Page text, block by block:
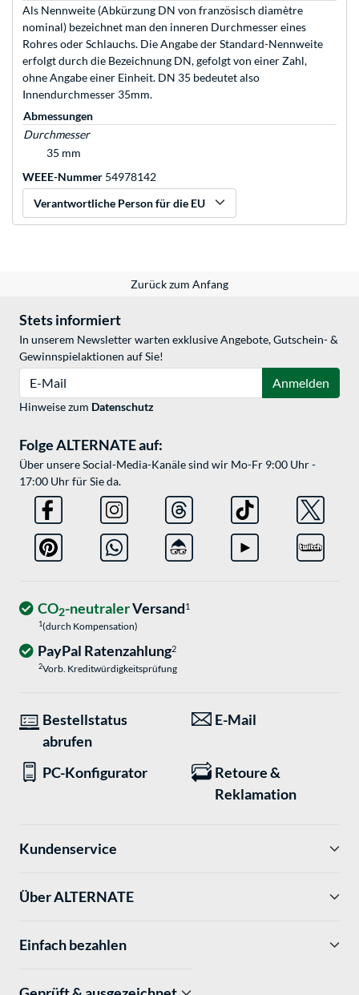
Als Nennweite (Abkürzung DN von französisch diamètre
nominal) bezeichnet man den inneren Durchmesser eines
Rohres oder Schlauchs. Die Angabe der Standard-Nennweite
erfolgt durch die Bezeichnung DN, gefolgt von einer Zahl,
ohne Angabe einer Einheit. DN 35 bedeutet also
Innendurchmesser 35mm.
Abmessungen
Durchmesser
35 mm
WEEE-Nummer 54978142
Verantwortliche Person für die EU
Zurück zum Anfang
Stets informiert
In unserem Newsletter warten exklusive Angebote, Gutschein- &
Gewinnspielaktionen auf Sie!
Anmelden
Hinweise zum Datenschutz
Folge ALTERNATE auf:
Über unsere Social-Media-Kanäle sind wir Mo-Fr 9:00 Uhr -
17:00 Uhr für Sie da.
CO2-neutralerVersand1
1(durch Kompensation)
PayPal Ratenzahlung2
2Vorb. Kreditwürdigkeitsprüfung
Bestellstatus
abrufen
E-Mail
PC-Konfigurator
Retoure &
Reklamation
Kundenservice
Über ALTERNATE
Einfach bezahlen